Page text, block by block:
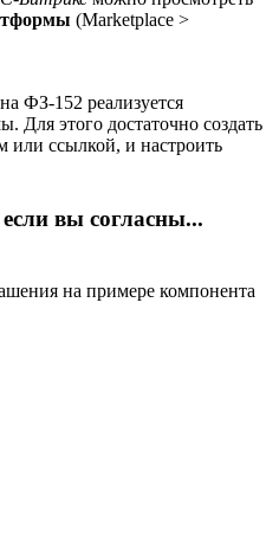
(Marketplace >
ФЗ-152 реализуется
Для этого достаточно создать
или ссылкой, и настроить
вы согласны...
на примере компонента